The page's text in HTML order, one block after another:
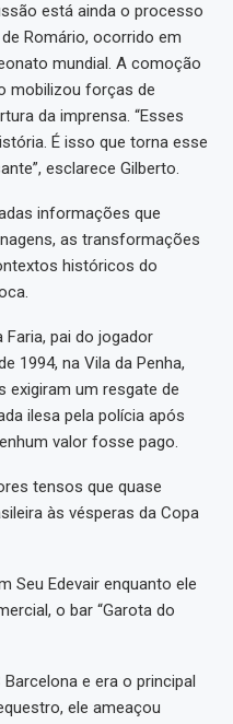
está ainda o processo
Romário, ocorrido em
mundial. A comoção
mobilizou forças de
da imprensa. “Esses
É isso que torna esse
esclarece Gilberto.
informações que
as transformações
históricos do
Faria, pai do jogador
1994, na Vila da Penha,
exigiram um resgate de
ilesa pela polícia após
valor fosse pago.
tensos que quase
às vésperas da Copa
Seu Edevair enquanto ele
o bar “Garota do
e era o principal
ele ameaçou